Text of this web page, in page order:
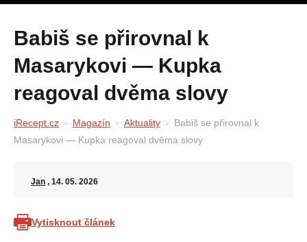
Babiš se přirovnal k
Masarykovi — Kupka
reagoval dvěma slovy
iRecept.cz Magazín Aktuality
Babiš se přirovnal k
Masarykovi — Kupka reagoval dvěma slovy
Jan , 14. 05. 2026
Vytisknout článek